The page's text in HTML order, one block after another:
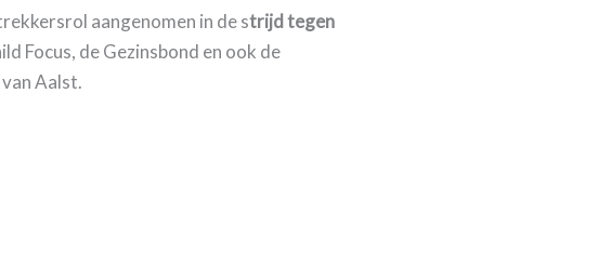
aangenomen in de strijd tegen
Focus, de Gezinsbond en ook de
Aalst.